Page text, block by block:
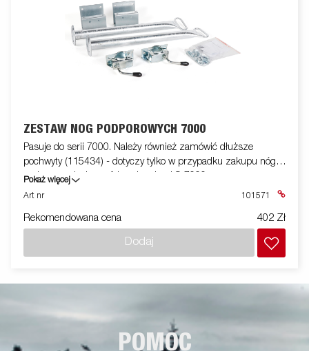
ZESTAW NÓG PODPOROWYCH 7000
Pasuje do serii 7000. Należy również zamówić dłuższe
pochwyty (115434) - dotyczy tylko w przypadku zakupu nóg
podporowych do szafek z drzwiami S-7000
Pokaż więcej
Art nr
101571
Rekomendowana cena 402 Zł
Dodaj
POMOC